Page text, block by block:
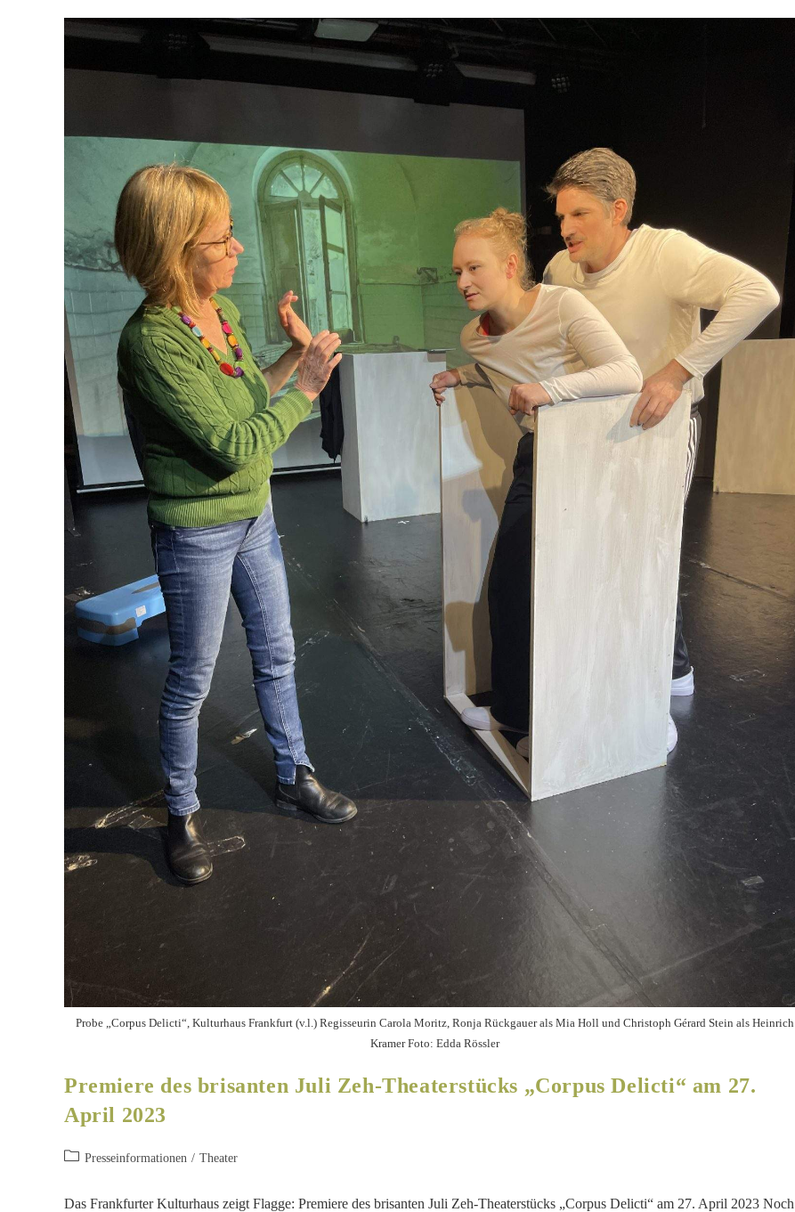
Probe „Corpus Delicti“, Kulturhaus Frankfurt (v.l.) Regisseurin Carola Moritz, Ronja Rückgauer als Mia Holl und Christoph Gérard Stein als Heinrich
Kramer Foto: Edda Rössler
Premiere des brisanten Juli Zeh-Theaterstücks „Corpus Delicti“ am 27.
April 2023
Presseinformationen / Theater
Das Frankfurter Kulturhaus zeigt Flagge: Premiere des brisanten Juli Zeh-Theaterstücks „Corpus Delicti“ am 27. April 2023 Noch